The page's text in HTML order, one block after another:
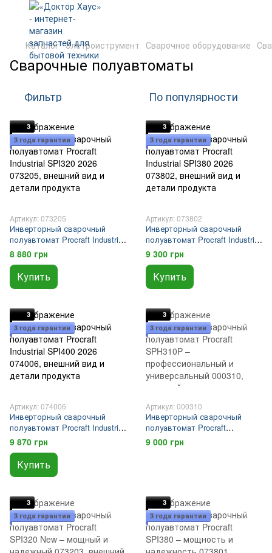
Каталог Элетроиструмент Сварочное оборудование
Сварочные полуавтоматы
Фильтр По популярности
3
3 года гарантии
Артикул: 073205
Инверторный сварочный
полуавтомат Procraft Industrial
SPI320 2026
8 880 грн
Купить
3
3 года гарантии
Артикул: 073802
Инверторный сварочный
полуавтомат Procraft Industrial
SPI380 2026
9 300 грн
Купить
3
3 года гарантии
Артикул: 074006
Инверторный сварочный
полуавтомат Procraft Industrial
SPI400 2026
9 870 грн
Купить
3
3 года гарантии
Артикул: 000310
Инверторный сварочный
полуавтомат Procraft
SPH310P –
профессиональный и
9 000 грн
3
3 года гарантии
3
3 года гарантии